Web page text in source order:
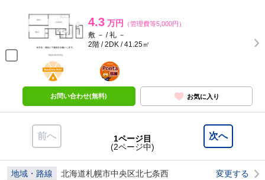
4.3 万円 （管理費等5,000円）
敷 － / 礼 －
2階 / 2DK / 41.25㎡
BunChinPAY
ポンタ
部屋
お問い合わせ(無料) お気に入り
前へ 次へ
1ページ目
(2ページ中)
地域・路線 北海道札幌市中央区北七条西 変更する